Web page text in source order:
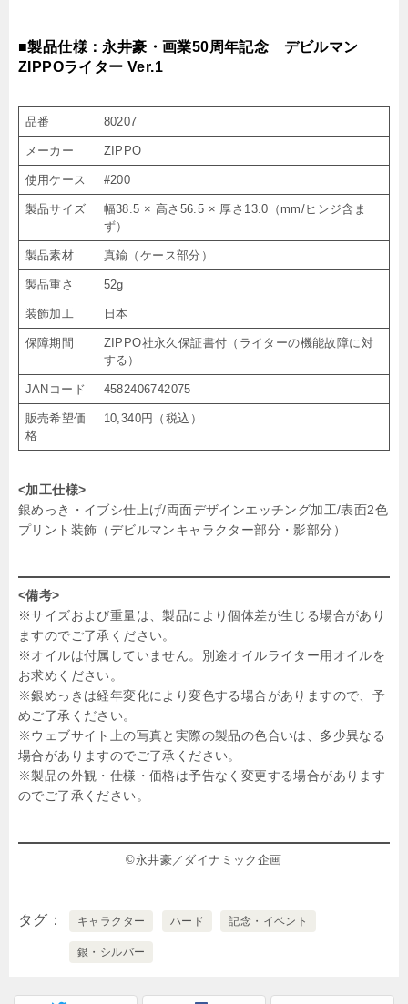
■製品仕様：永井豪・画業50周年記念 デビルマン
ZIPPOライター Ver.1
品番 80207
メーカー ZIPPO
使用ケース #200
製品サイズ
幅38.5 × 高さ56.5 × 厚さ13.0（mm/ヒンジ含ま
ず）
製品素材 真鍮（ケース部分）
製品重さ 52g
装飾加工 日本
保障期間
ZIPPO社永久保証書付（ライターの機能故障に対
する）
JANコード 4582406742075
販売希望価
格
10,340円（税込）
<加工仕様>
銀めっき・イブシ仕上げ/両面デザインエッチング加工/表面2色
プリント装飾（デビルマンキャラクター部分・影部分）
<備考>
※サイズおよび重量は、製品により個体差が生じる場合があり
ますのでご了承ください。
※オイルは付属していません。別途オイルライター用オイルを
お求めください。
※銀めっきは経年変化により変色する場合がありますので、予
めご了承ください。
※ウェブサイト上の写真と実際の製品の色合いは、多少異なる
場合がありますのでご了承ください。
※製品の外観・仕様・価格は予告なく変更する場合があります
のでご了承ください。
©永井豪／ダイナミック企画
タグ キャラクター ハード 記念・イベント
銀・シルバー